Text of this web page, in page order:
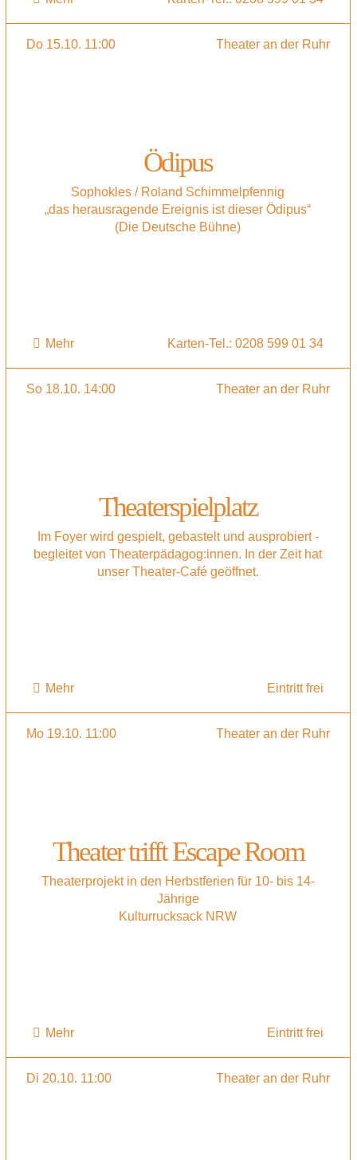
Do 15.10. 11:00 Theater an der Ruhr
Ödipus
Sophokles / Roland Schimmelpfennig
„das herausragende Ereignis ist dieser Ödipus“
(Die Deutsche Bühne)
Mehr Karten-Tel.: 0208 599 01 34
So 18.10. 14:00 Theater an der Ruhr
Theaterspielplatz
Im Foyer wird gespielt, gebastelt und ausprobiert -
begleitet von Theaterpädagog:innen. In der Zeit hat
unser Theater-Café geöffnet.
Mehr Eintritt frei
Mo 19.10. 11:00 Theater an der Ruhr
Theater trifft Escape Room
Theaterprojekt in den Herbstferien für 10- bis 14-
Jährige
Kulturrucksack NRW
Mehr Eintritt frei
Di 20.10. 11:00 Theater an der Ruhr